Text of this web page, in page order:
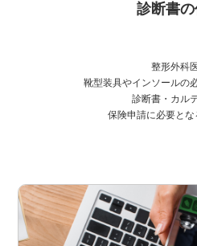
診断書
整形外科
靴型装具やインソールの
診断書・カル
保険申請に必要と